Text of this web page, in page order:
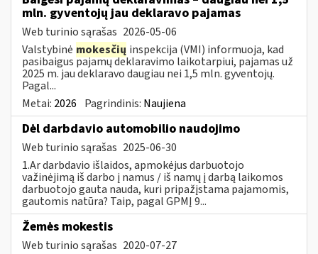
mln. gyventojų jau deklaravo pajamas
Web turinio sąrašas 2026-05-06
Valstybinė mokesčių inspekcija (VMI) informuoja, kad
pasibaigus pajamų deklaravimo laikotarpiui, pajamas už
2025 m. jau deklaravo daugiau nei 1,5 mln. gyventojų.
Pagal...
Metai: 2026 Pagrindinis: Naujiena
Dėl darbdavio automobilio naudojimo
Web turinio sąrašas 2025-06-30
1.Ar darbdavio išlaidos, apmokėjus darbuotojo
važinėjimą iš darbo į namus / iš namų į darbą laikomos
darbuotojo gauta nauda, kuri pripažįstama pajamomis,
gautomis natūra? Taip, pagal GPMĮ 9...
Žemės mokestis
Web turinio sąrašas 2020-07-27